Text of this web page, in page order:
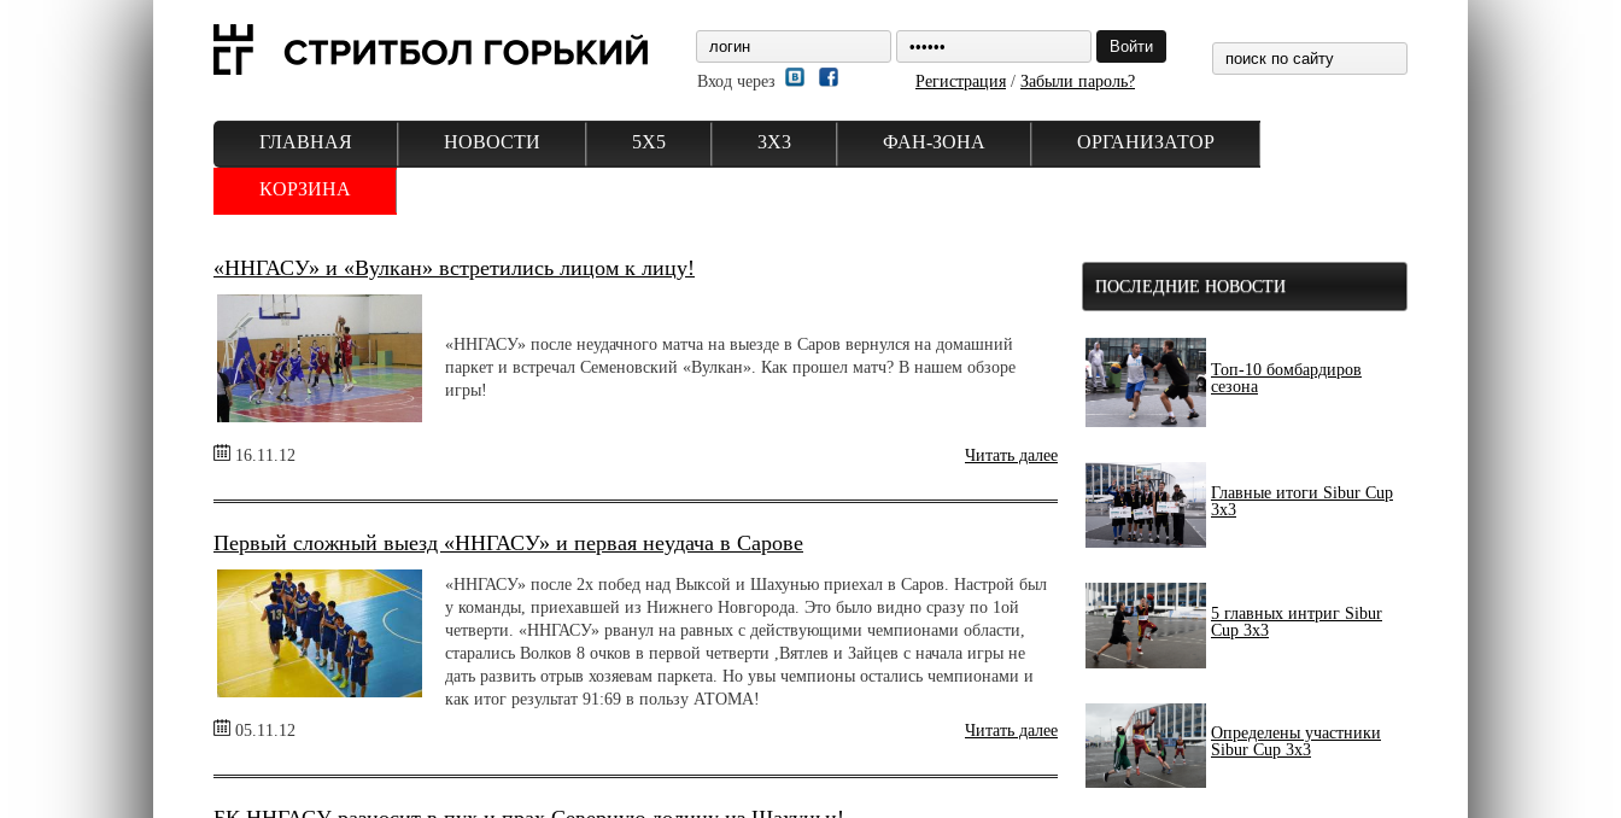
Вход через Регистрация / Забыли пароль?
ГЛАВНАЯ НОВОСТИ 5Х5 3Х3 ФАН-ЗОНА ОРГАНИЗАТОР
КОРЗИНА
«ННГАСУ» и «Вулкан» встретились лицом к лицу!
«ННГАСУ» после неудачного матча на выезде в Саров вернулся на домашний
паркет и встречал Семеновский «Вулкан». Как прошел матч? В нашем обзоре
игры!
16.11.12 Читать далее
Первый сложный выезд «ННГАСУ» и первая неудача в Сарове
«ННГАСУ» после 2х побед над Выксой и Шахунью приехал в Саров. Настрой был
у команды, приехавшей из Нижнего Новгорода. Это было видно сразу по 1ой
четверти. «ННГАСУ» рванул на равных с действующими чемпионами области,
старались Волков 8 очков в первой четверти ,Вятлев и Зайцев с начала игры не
дать развить отрыв хозяевам паркета. Но увы чемпионы остались чемпионами и
как итог результат 91:69 в пользу АТОМА!
05.11.12
Читать далее
ПОСЛЕДНИЕ НОВОСТИ
Топ-10 бомбардиров
сезона
Главные итоги Sibur Cup
3x3
5 главных интриг Sibur
Cup 3x3
Определены участники
Sibur Cup 3x3